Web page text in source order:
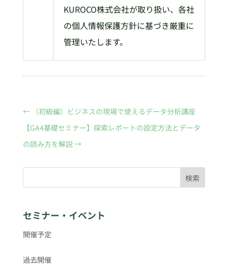
KUROCO株式会社が取り扱い、各社
の個人情報保護方針に基づき厳重に
管理いたします。
← （初級編）ビジネスの現場で使えるデータ分析講座
【GA4基礎セミナー】探索レポートの設定方法とデータ
の読み方を解説→
検索
セミナー・イベント
開催予定
過去開催